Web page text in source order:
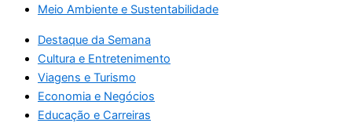
Meio Ambiente e Sustentabilidade
Destaque da Semana
Cultura e Entretenimento
Viagens e Turismo
Economia e Negócios
Educação e Carreiras